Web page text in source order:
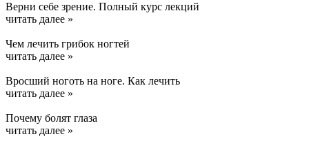
Верни себе зрение. Полный курс лекций
читать далее »
Чем лечить грибок ногтей
читать далее »
Вросший ноготь на ноге. Как лечить
читать далее »
Почему болят глаза
читать далее »